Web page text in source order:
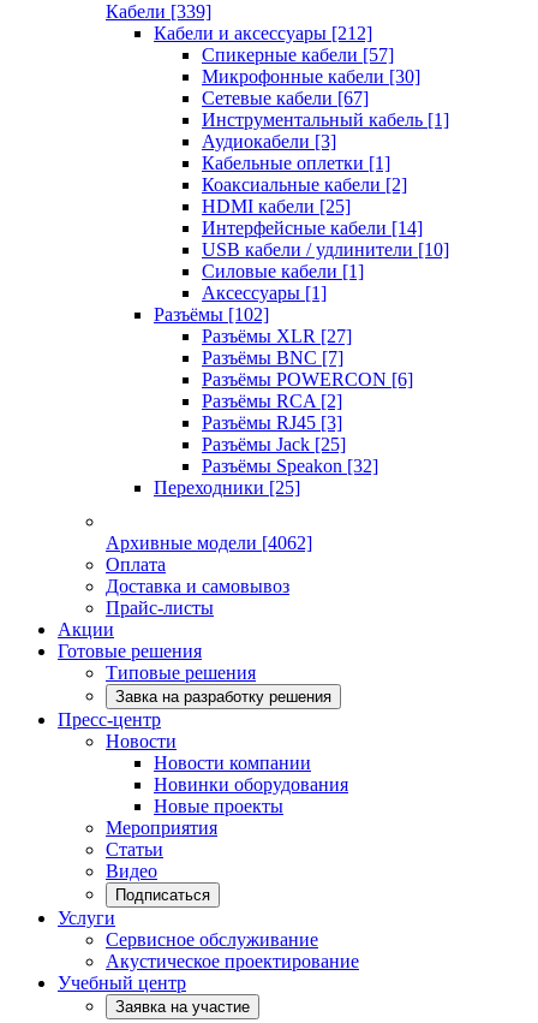
Кабели [339]
Кабели и аксессуары [212]
Спикерные кабели [57]
Микрофонные кабели [30]
Сетевые кабели [67]
Инструментальный кабель [1]
Аудиокабели [3]
Кабельные оплетки [1]
Коаксиальные кабели [2]
HDMI кабели [25]
Интерфейсные кабели [14]
USB кабели / удлинители [10]
Силовые кабели [1]
Аксессуары [1]
Разъёмы [102]
Разъёмы XLR [27]
Разъёмы BNC [7]
Разъёмы POWERCON [6]
Разъёмы RCA [2]
Разъёмы RJ45 [3]
Разъёмы Jack [25]
Разъёмы Speakon [32]
Переходники [25]
Архивные модели [4062]
Оплата
Доставка и самовывоз
Прайс-листы
Акции
Готовые решения
Типовые решения
Завка на разработку решения
Пресс-центр
Новости
Новости компании
Новинки оборудования
Новые проекты
Мероприятия
Статьи
Видео
Подписаться
Услуги
Сервисное обслуживание
Акустическое проектирование
Учебный центр
Заявка на участие